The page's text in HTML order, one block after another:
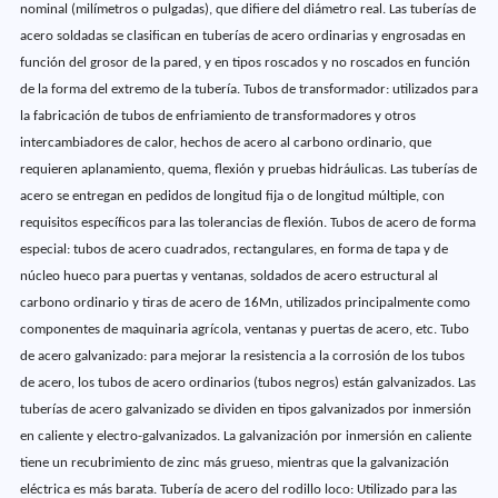
nominal (milímetros o pulgadas), que difiere del diámetro real. Las tuberías de
acero soldadas se clasifican en tuberías de acero ordinarias y engrosadas en
función del grosor de la pared, y en tipos roscados y no roscados en función
de la forma del extremo de la tubería. Tubos de transformador: utilizados para
la fabricación de tubos de enfriamiento de transformadores y otros
intercambiadores de calor, hechos de acero al carbono ordinario, que
requieren aplanamiento, quema, flexión y pruebas hidráulicas. Las tuberías de
acero se entregan en pedidos de longitud fija o de longitud múltiple, con
requisitos específicos para las tolerancias de flexión. Tubos de acero de forma
especial: tubos de acero cuadrados, rectangulares, en forma de tapa y de
núcleo hueco para puertas y ventanas, soldados de acero estructural al
carbono ordinario y tiras de acero de 16Mn, utilizados principalmente como
componentes de maquinaria agrícola, ventanas y puertas de acero, etc. Tubo
de acero galvanizado: para mejorar la resistencia a la corrosión de los tubos
de acero, los tubos de acero ordinarios (tubos negros) están galvanizados. Las
tuberías de acero galvanizado se dividen en tipos galvanizados por inmersión
en caliente y electro-galvanizados. La galvanización por inmersión en caliente
tiene un recubrimiento de zinc más grueso, mientras que la galvanización
eléctrica es más barata. Tubería de acero del rodillo loco: Utilizado para las